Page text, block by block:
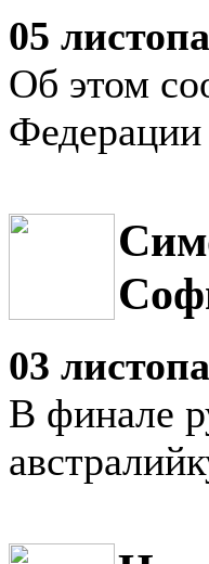
05
Об этом
03
В финале